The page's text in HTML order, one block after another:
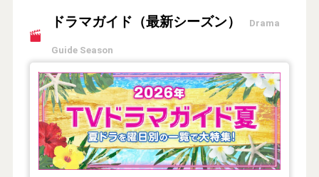
ドラマガイド（最新シーズン） Drama
Guide Season
【2026年夏】TVドラマガイド